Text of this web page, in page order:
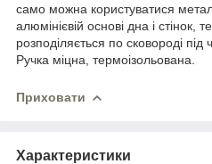
само можна користуватися
алюмінієвій основі дна і стінок,
розподіляється по сковороді під
Ручка міцна, термоізольована.
Приховати
Характеристики